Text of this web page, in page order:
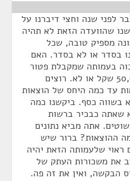
לפני שנה וחצי דיברנו על
שהוועדה הזאת לא תהיה
מספיק טובה, שכל
בסדר או לא בסדר. האם
בעמותה שמקבלת פטור
ממס, יקבלו שכר חודשי של 50,000 שקל או לא. רוצים
עד כמה היחס של הוצאות
בשווה כסף. ביקשנו כמה
שאתה כבכיר ברשות
אתה מביא נתונים
ההוצאות? ברור שיש
ראוי שלעמותה הזאת יהיה
את משכורות העתק של
הבקשה, ואין את זה פה.